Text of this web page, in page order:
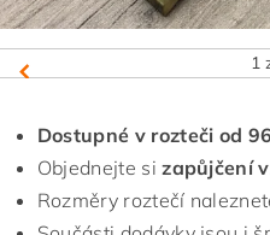
1
Dostupné v rozteči od
Objednejte si zapůjčení
Rozměry roztečí